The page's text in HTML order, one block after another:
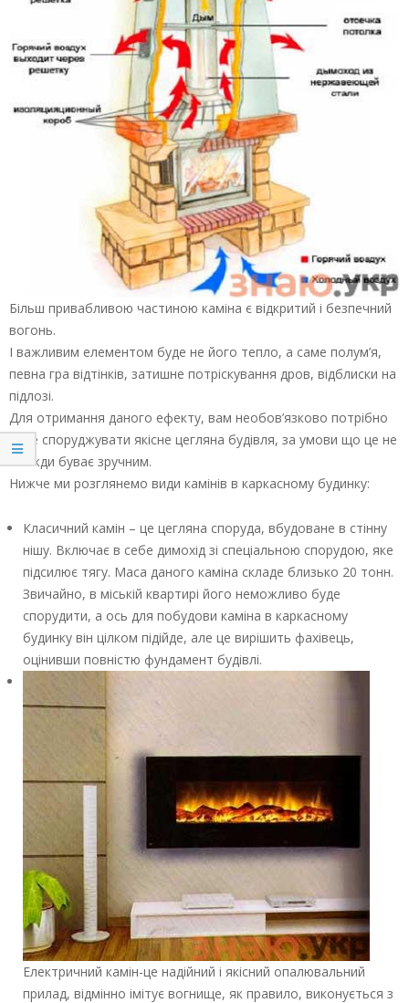
Більш привабливою частиною каміна є відкритий і безпечний
вогонь.
І важливим елементом буде не його тепло, а саме полум’я,
певна гра відтінків, затишне потріскування дров, відблиски на
підлозі.
Для отримання даного ефекту, вам необов’язково потрібно
буде споруджувати якісне цегляна будівля, за умови що це не
завжди буває зручним.
Нижче ми розглянемо види камінів в каркасному будинку:
Класичний камін – це цегляна споруда, вбудоване в стінну
нішу. Включає в себе димохід зі спеціальною спорудою, яке
підсилює тягу. Маса даного каміна складе близько 20 тонн.
Звичайно, в міській квартирі його неможливо буде
спорудити, а ось для побудови каміна в каркасному
будинку він цілком підійде, але це вирішить фахівець,
оцінивши повністю фундамент будівлі.
Електричний камін-це надійний і якісний опалювальний
прилад, відмінно імітує вогнище, як правило, виконується з